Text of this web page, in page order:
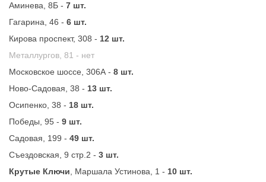
Аминева, 8Б - 7 шт.
Гагарина, 46 - 6 шт.
Кирова проспект, 308 - 12 шт.
Металлургов, 81 - нет
Московское шоссе, 306А - 8 шт.
Ново-Садовая, 38 - 13 шт.
Осипенко, 38 - 18 шт.
Победы, 95 - 9 шт.
Садовая, 199 - 49 шт.
Съездовская, 9 стр.2 - 3 шт.
Крутые Ключи , Маршала Устинова, 1 - 10 шт.